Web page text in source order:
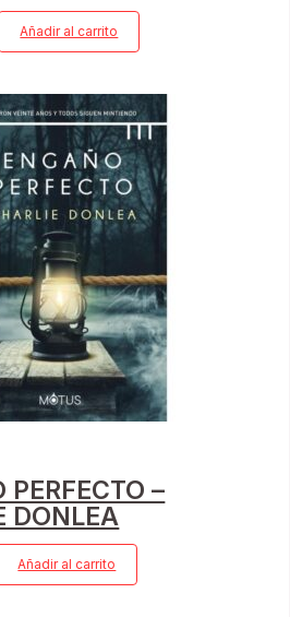
Añadir al carrito
PERFECTO –
DONLEA
Añadir al carrito